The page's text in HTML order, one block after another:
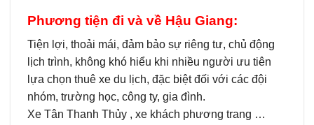
Phương tiện đi và về Hậu Giang:
Tiện lợi, thoải mái, đảm bảo sự riêng tư, chủ động
lịch trình, không khó hiểu khi nhiều người ưu tiên
lựa chọn thuê xe du lịch, đặc biệt đối với các đội
nhóm, trường học, công ty, gia đình.
Xe Tân Thanh Thủy , xe khách phương trang …